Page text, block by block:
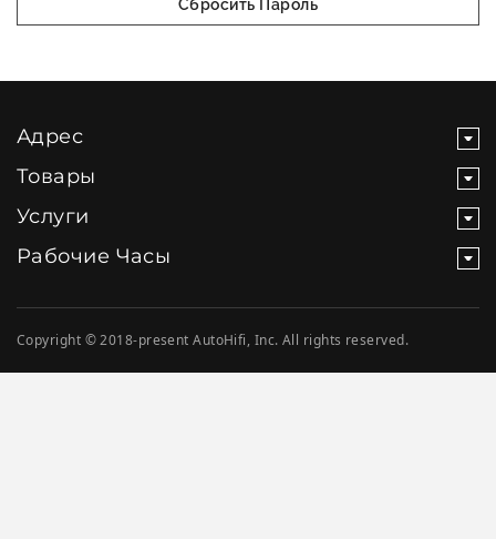
Сбросить Пароль
Адрес
Товары
Услуги
Рабочие Часы
Copyright © 2018-present AutoHifi, Inc. All rights reserved.